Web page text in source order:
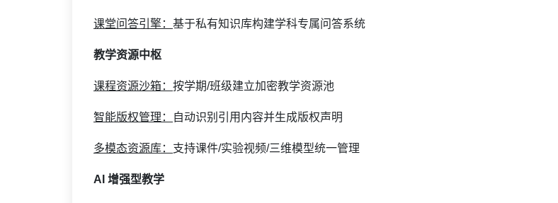
课堂问答引擎： 基于私有知识库构建学科专属问答系统
教学资源中枢
课程资源沙箱： 按学期/班级建立加密教学资源池
智能版权管理： 自动识别引用内容并生成版权声明
多模态资源库： 支持课件/实验视频/三维模型统一管理
AI 增强型教学